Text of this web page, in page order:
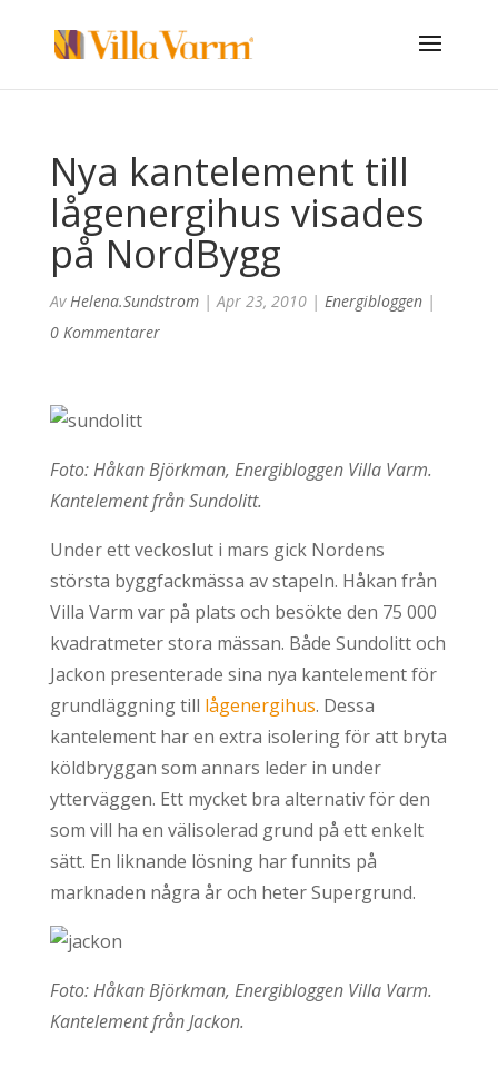
Nya kantelement till
lågenergihus visades
på NordBygg
AvHelena.sundstrom|Apr 23, 2010| Energibloggen|
0 Kommentarer
Foto: Håkan Björkman, Energibloggen Villa Varm.
Kantelement från Sundolitt.
Under ett veckoslut i mars gick Nordens
största byggfackmässa av stapeln. Håkan från
Villa Varm var på plats och besökte den 75 000
kvadratmeter stora mässan. Både Sundolitt och
Jackon presenterade sina nya kantelement för
grundläggning till lågenergihus. Dessa
kantelement har en extra isolering för att bryta
köldbryggan som annars leder in under
ytterväggen. Ett mycket bra alternativ för den
som vill ha en välisolerad grund på ett enkelt
sätt. En liknande lösning har funnits på
marknaden några år och heter Supergrund.
Foto: Håkan Björkman, Energibloggen Villa Varm.
Kantelement från Jackon.